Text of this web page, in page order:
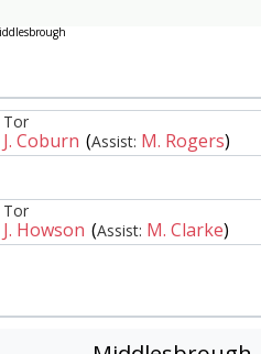
Tor
J. Coburn (Assist: M. Rogers)
Tor
J. Howson (Assist: M. Clarke)